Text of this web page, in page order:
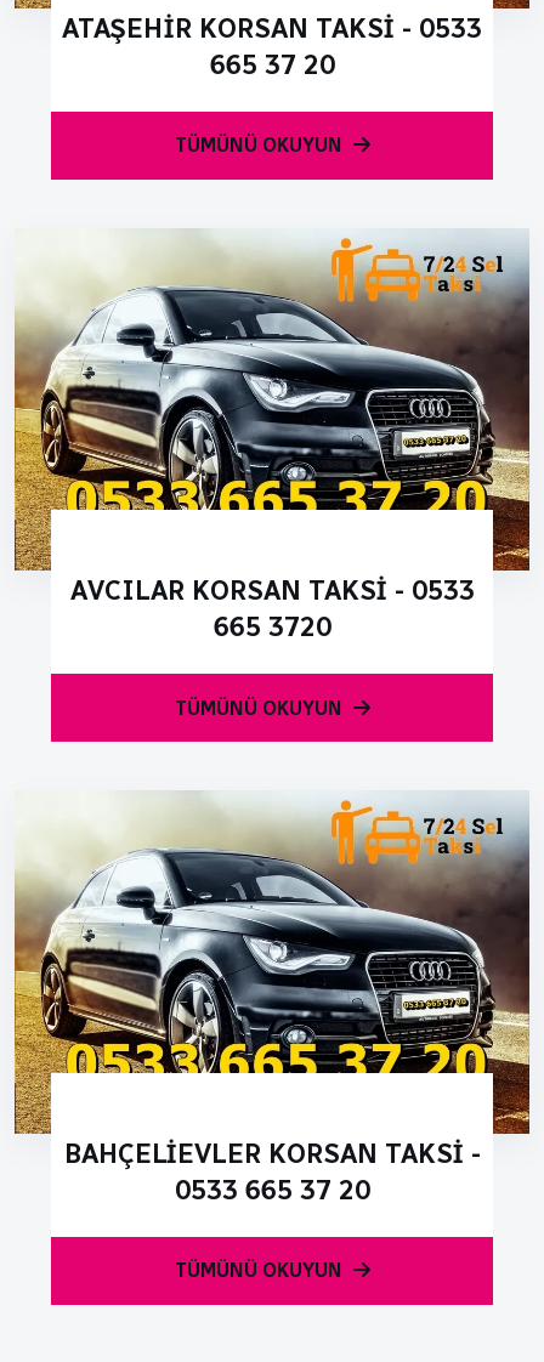
ATAŞEHIR KORSAN TAKSI - 0533
665 37 20
TÜMÜNÜ OKUYUN
AVCILAR KORSAN TAKSI - 0533
665 3720
TÜMÜNÜ OKUYUN
BAHÇELIEVLER KORSAN TAKSI -
0533 665 37 20
TÜMÜNÜ OKUYUN